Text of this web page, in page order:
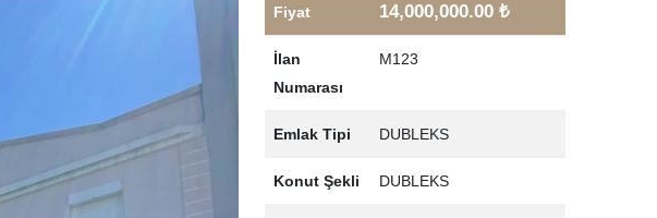
Fiyat 14,000,000.00 ₺
İlan
Numarası
M123
Emlak Tipi DUBLEKS
Konut Şekli DUBLEKS